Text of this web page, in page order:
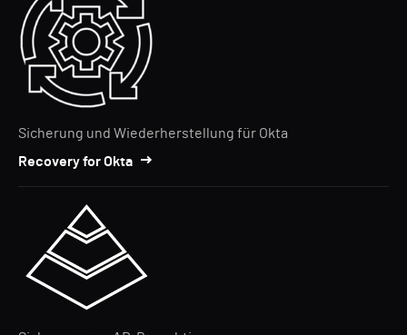
Sicherung und Wiederherstellung für Okta
Recovery for Okta